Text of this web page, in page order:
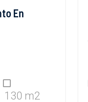
En
130 m2